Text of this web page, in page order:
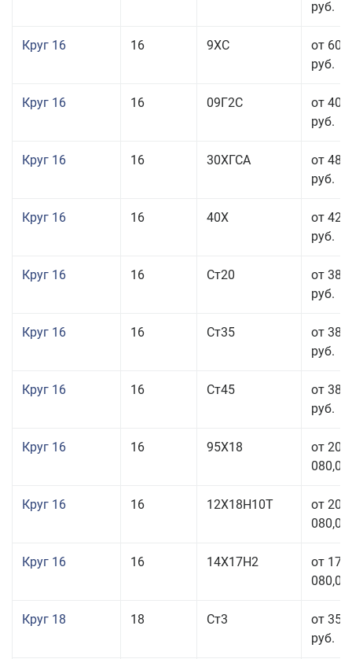
руб.
Круг 16 16 9ХС
от 60
руб.
Круг 16 16 09Г2С
от 40
руб.
Круг 16 16 30ХГСА
от 48
руб.
Круг 16 16 40Х
от 42
руб.
Круг 16 16 Ст20
от 38
руб.
Круг 16 16 Ст35
от 38
руб.
Круг 16 16 Ст45
от 38
руб.
Круг 16 16 95Х18
от 208
080,00
Круг 16 16 12Х18Н10Т
от 209
080,00
Круг 16 16 14Х17Н2
от 175
080,00
Круг 18 18 Ст3
от 35
руб.